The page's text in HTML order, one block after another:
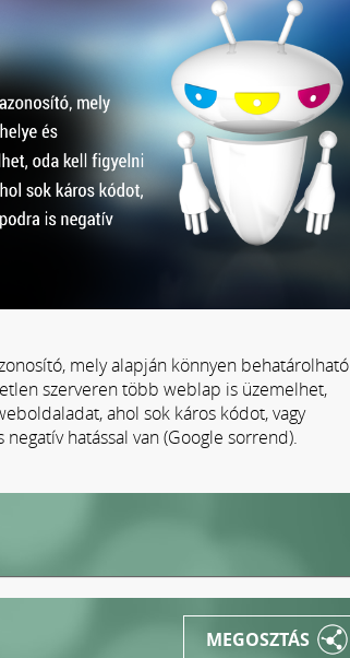
mely alapján könnyen behatárolható
szerveren több weblap is üzemelhet,
ahol sok káros kódot, vagy
hatással van (Google sorrend).
MEGOSZTÁS